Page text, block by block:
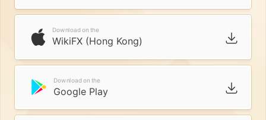
Download on the
WikiFX (Hong Kong)
Download on the
Google Play